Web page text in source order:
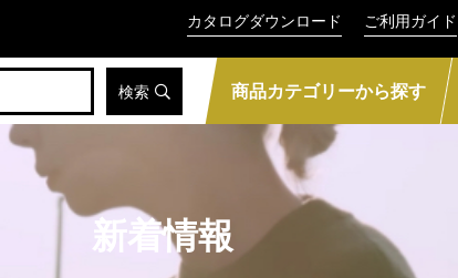
カタログダウンロード ご利用ガイド
検索 商品カテゴリーから探す
新着情報